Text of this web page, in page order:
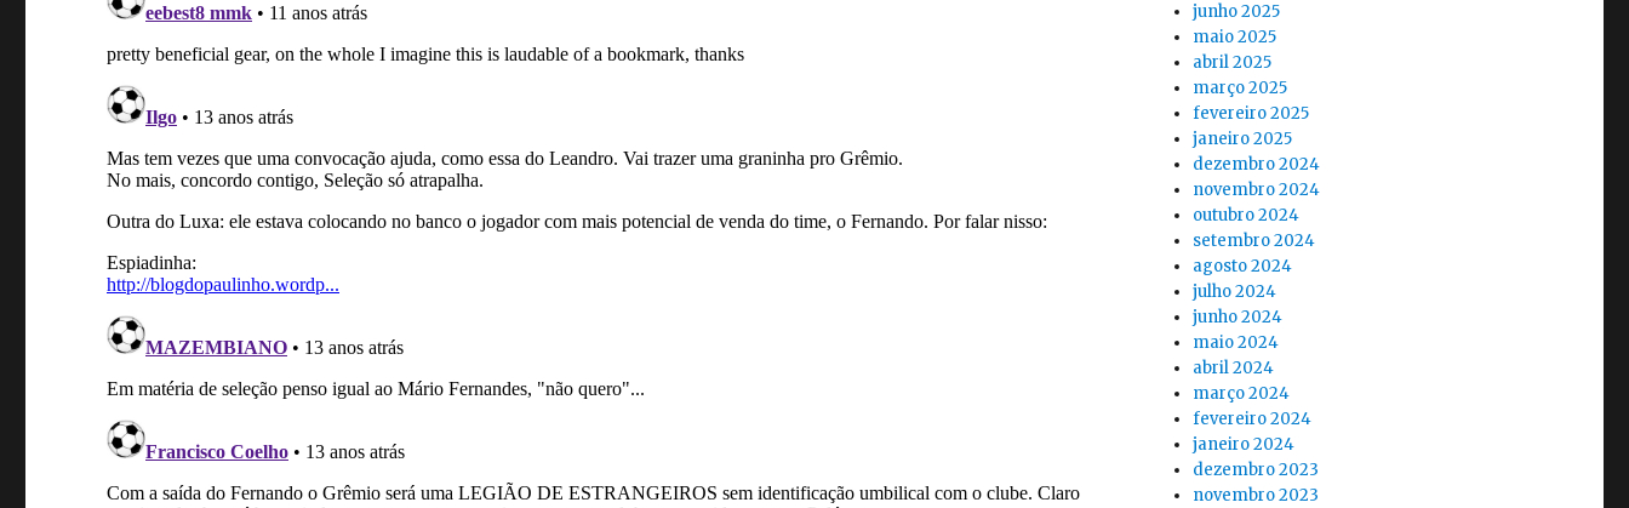
junho 2025
maio 2025
abril 2025
março 2025
fevereiro 2025
janeiro 2025
dezembro 2024
novembro 2024
outubro 2024
setembro 2024
agosto 2024
julho 2024
junho 2024
maio 2024
abril 2024
março 2024
fevereiro 2024
janeiro 2024
dezembro 2023
novembro 2023